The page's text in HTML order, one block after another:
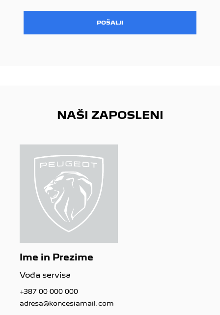
POŠALJI
NAŠI ZAPOSLENI
Ime in Prezime
Vođa servisa
+387 00 000 000
adresa@koncesiamail.com